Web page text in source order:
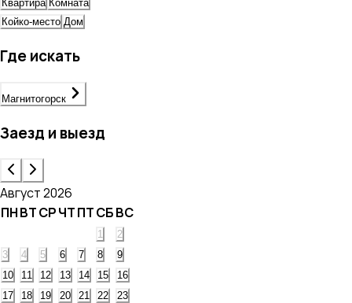
Квартира Комната
Койко-место Дом
Где искать
Магнитогорск
Заезд и выезд
Август 2026
ПНВТСРЧТПТСБВС
1
2
3
4 5 6 7 8
9
10
11 12 13 14 15
16
17
18 19 20 21 22
23